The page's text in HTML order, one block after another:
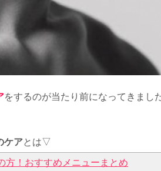
をするのが当たり前になってきまし
ケアとは▽
方！おすすめメニューまとめ